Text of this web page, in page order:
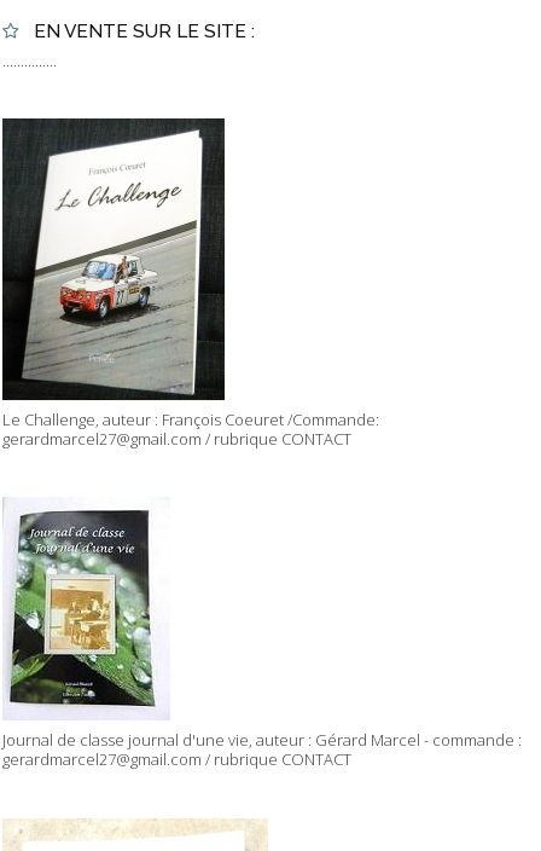
EN VENTE SUR LE SITE :
...............
Le Challenge, auteur : François Coeuret /Commande:
gerardmarcel27@gmail.com / rubrique CONTACT
Journal de classe journal d'une vie, auteur : Gérard Marcel - commande :
gerardmarcel27@gmail.com / rubrique CONTACT